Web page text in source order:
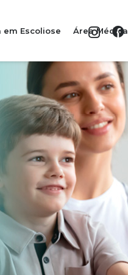
em Escoliose Área Médica